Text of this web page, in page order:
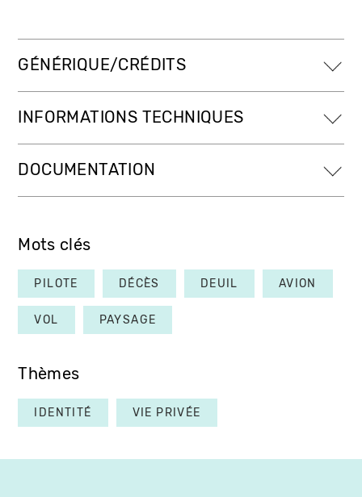
GÉNÉRIQUE/CRÉDITS
INFORMATIONS TECHNIQUES
DOCUMENTATION
Mots clés
PILOTE DÉCÈS DEUIL AVION
VOL PAYSAGE
Thèmes
IDENTITÉ VIE PRIVÉE